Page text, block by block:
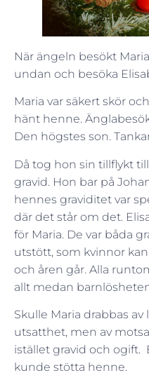
När ängeln besökt
undan och besöka
Maria var säkert skör
hänt henne.
Den högstes son.
Då tog hon sin tillflykt
gravid. Hon bar på
hennes graviditet var
där det står om det.
för Maria. De var båda
utstött, som kvinnor
och åren går. Alla
allt medan
Skulle Maria drabbas
utsatthet, men av
istället gravid och ogift.
kunde stötta henne.